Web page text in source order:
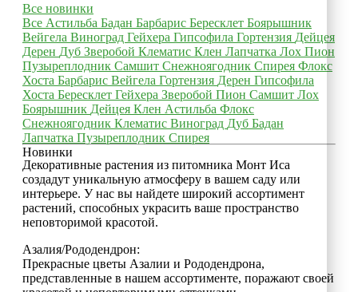
Все новинки
Все Астильба Бадан Барбарис Бересклет Боярышник
Вейгела Виноград Гейхера Гипсофила Гортензия Дейцея
Дерен Дуб Зверобой Клематис Клен Лапчатка Лох Пион
Пузыреплодник Самшит Снежноягодник Спирея Флокс
Хоста Барбарис Вейгела Гортензия Дерен Гипсофила
Хоста Бересклет Гейхера Зверобой Пион Самшит Лох
Боярышник Дейцея Клен Астильба Флокс
Снежноягодник Клематис Виноград Дуб Бадан
Лапчатка Пузыреплодник Спирея
Новинки
Декоративные растения из питомника Монт Иса
создадут уникальную атмосферу в вашем саду или
интерьере. У нас вы найдете широкий ассортимент
растений, способных украсить ваше пространство
неповторимой красотой.
Азалия/Рододендрон:
Прекрасные цветы Азалии и Рододендрона,
представленные в нашем ассортименте, поражают своей